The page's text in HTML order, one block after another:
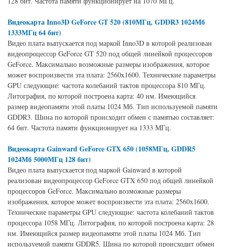
Видеокарта Inno3D GeForce GT 520 (810МГц, GDDR3 1024Мб
1333МГц 64 бит)
Видео плата выпускается под маркой Inno3D в которой реализован
видеопроцессор GeForce GT 520 под общей линейкой процессоров
GeForce. Максимально возможные размеры изображения, которое
может воспроизвести эта плата: 2560x1600. Технические параметры
GPU следующие: частота колебаний тактов процессора 810 МГц.
Литография, по которой построена карта: 40 нм. Имеющийся
размер видеопамяти этой платы 1024 Мб. Тип используемой памяти
GDDR3. Шина по которой происходит обмен с памятью составляет:
64 бит. Частота памяти функционирует на 1333 МГц.
Видеокарта Gainward GeForce GTX 650 (1058МГц, GDDR5
1024Мб 5000МГц 128 бит)
Видео плата выпускается под маркой Gainward в которой
реализован видеопроцессор GeForce GTX 650 под общей линейкой
процессоров GeForce. Максимально возможные размеры
изображения, которое может воспроизвести эта плата: 2560x1600.
Технические параметры GPU следующие: частота колебаний тактов
процессора 1058 МГц. Литография, по которой построена карта: 28
нм. Имеющийся размер видеопамяти этой платы 1024 Мб. Тип
используемой памяти GDDR5. Шина по которой происходит обмен